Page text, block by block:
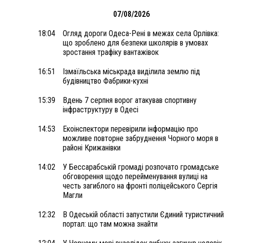
07/08/2026
18:04
Огляд дороги Одеса-Рені в межах села Орлівка:
що зроблено для безпеки школярів в умовах
зростання трафіку вантажівок
16:51
Ізмаїльська міськрада виділила землю під
будівництво Фабрики-кухні
15:39
Вдень 7 серпня ворог атакував спортивну
інфраструктуру в Одесі
14:53
Екоінспектори перевірили інформацію про
можливе повторне забруднення Чорного моря в
районі Крижанівки
14:02
У Бессарабській громаді розпочато громадське
обговорення щодо перейменування вулиці на
честь загиблого на фронті поліцейського Сергія
Магли
12:32
В Одеській області запустили Єдиний туристичний
портал: що там можна знайти